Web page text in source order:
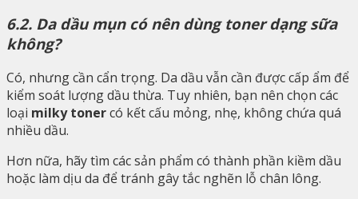
6.2. Da dầu mụn có nên dùng toner dạng sữa
không?
Có, nhưng cần cẩn trọng. Da dầu vẫn cần được cấp ẩm để
kiểm soát lượng dầu thừa. Tuy nhiên, bạn nên chọn các
loại milky tonercó kết cấu mỏng, nhẹ, không chứa quá
nhiều dầu.
Hơn nữa, hãy tìm các sản phẩm có thành phần kiềm dầu
hoặc làm dịu da để tránh gây tắc nghẽn lỗ chân lông.